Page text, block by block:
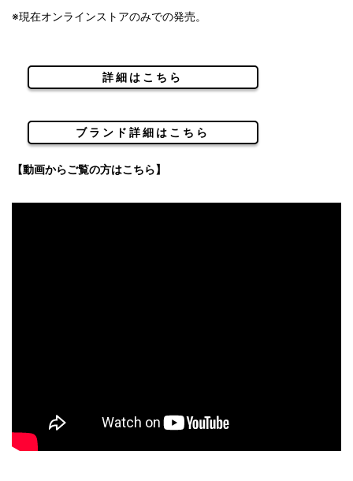
※現在オンラインストアのみでの発売。
詳細はこちら
ブランド詳細はこちら
【動画からご覧の方はこちら】